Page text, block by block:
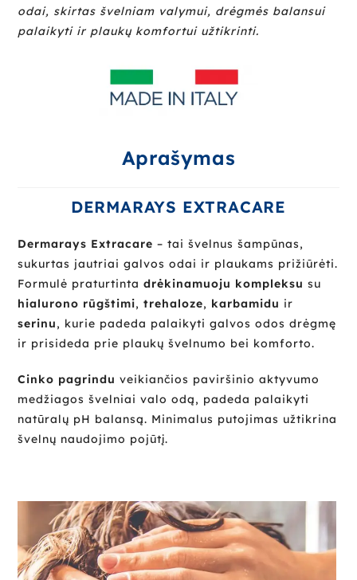
odai, skirtas švelniam valymui, drėgmės balansui
palaikyti ir plaukų komfortui užtikrinti.
Aprašymas
DERMARAYS EXTRACARE
Dermarays Extracare – tai švelnus šampūnas,
sukurtas jautriai galvos odai ir plaukams prižiūrėti.
Formulė praturtintadrėkinamuoju kompleksu su
hialurono rūgštimi,trehaloze, karbamidu ir
serinu, kurie padeda palaikyti galvos odos drėgmę
ir prisideda prie plaukų švelnumo bei komforto.
Cinko pagrindu veikiančios paviršinio aktyvumo
medžiagos švelniai valo odą, padeda palaikyti
natūralų pH balansą. Minimalus putojimas užtikrina
švelnų naudojimo pojūtį.